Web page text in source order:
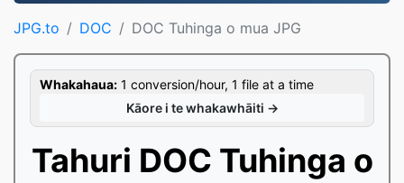
JPG.to DOC DOC Tuhinga o mua JPG
Whakahaua: 1 conversion/hour, 1 file at a time
Kāore i te whakawhāiti →
Tahuri DOC Tuhinga o